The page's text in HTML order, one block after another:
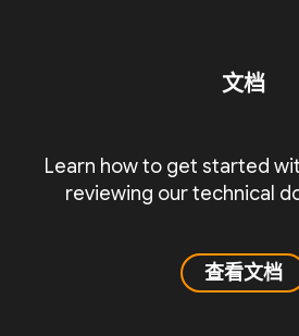
文档
Learn how to get started
reviewing our technical
查看文档